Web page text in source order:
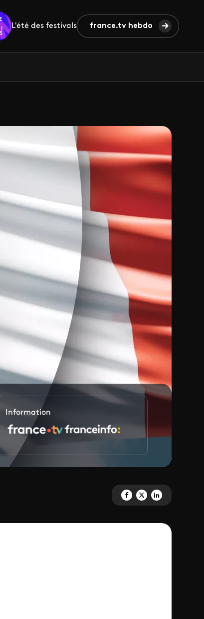
L'été des festivals france.tv hebdo
Information
Partagez 'L'offre nationale
Partagez 'L'offre
Partagez 'L'offre